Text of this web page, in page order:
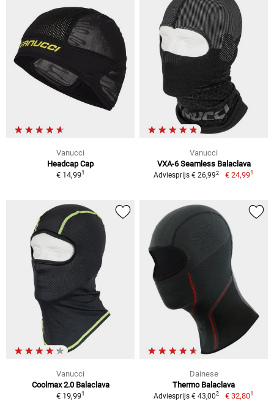
Vanucci
Headcap Cap
€ 14,991
Vanucci
VXA-6 Seamless Balaclava
Adviesprijs € 26,992 € 24,991
Vanucci
Coolmax 2.0 Balaclava
€ 19,991
Dainese
Thermo Balaclava
Adviesprijs € 43,002 € 32,801